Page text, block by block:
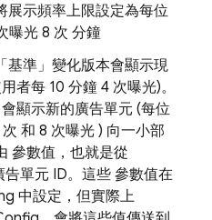
展示頻率上限設定為每位
曝光 8 次 分鐘
準」 變化版本會顯示現
者每 10 分鐘 4 次曝光)。
顯示新的廣告單元 (每位
和 8 次曝光 ) 向一小部
參數值，也就是從
告單元 ID。這些 參數值在
中設定，但實際上